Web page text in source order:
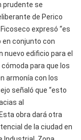
prudente se
de Perico
expresó “es
en conjunto con
edificio para el
para que los
armonía con los
señaló que “esto
al
obra dará otra
de la ciudad en